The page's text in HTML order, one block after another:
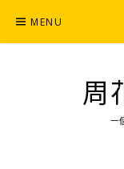
content
MENU
周
一